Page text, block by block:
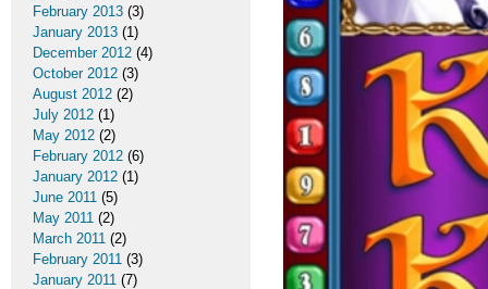
February 2013 (3)
January 2013 (1)
December 2012 (4)
October 2012 (3)
August 2012 (2)
July 2012 (1)
May 2012 (2)
February 2012 (6)
January 2012 (1)
June 2011 (5)
May 2011 (2)
March 2011 (2)
February 2011 (3)
January 2011 (7)